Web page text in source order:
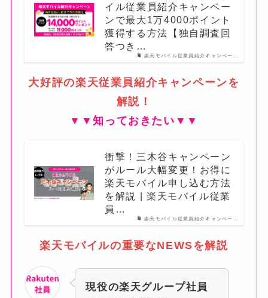
楽天モバイル従業員紹介キャンペー…
イル従業員紹介キャンペー
ンで最大1万4000ポイント
獲得する方法【独自調査回
答つき…
大好評の楽天従業員紹介キャンペーンを
解説！
▼▼知っておきたい▼▼
楽天モバイル従業員紹介キャンペー…
衝撃！三木谷キャンペーン
がルール大幅変更！お得に
楽天モバイル申し込む方法
を解説 | 楽天モバイル従業
員…
楽天モバイルの重要なNEWSを解説
現役の楽天グループ社員